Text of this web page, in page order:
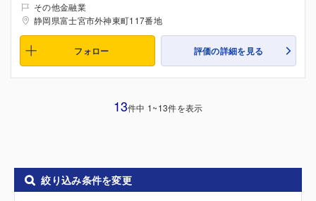
その他金融業
静岡県富士宮市外神東町117番地
フォロー 評価の詳細を見る
13件中 1~13件を表示
絞り込み条件を変更